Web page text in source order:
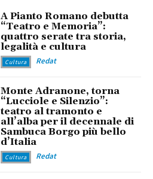
A Pianto Romano debutta
“Teatro e Memoria”:
quattro serate tra storia,
legalità e cultura
Cultura Redat
Monte Adranone, torna
“Lucciole e Silenzio”:
teatro al tramonto e
all’alba per il decennale di
Sambuca Borgo più bello
d’Italia
Cultura Redat